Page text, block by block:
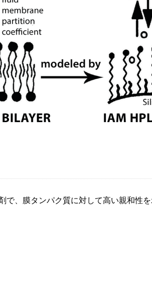
で、膜タンパク質に対して高い親和性